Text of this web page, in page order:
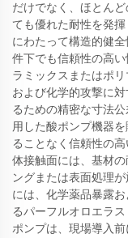
だけでなく、ほとん
ても優れた耐性を発
にわたって構造的健
件下でも信頼性の高
ラミックスまたはポ
および化学的攻撃に
るための精密な寸法
用した酸ポンプ機器
ることなく信頼性の
体接触面には、基材
ングまたは表面処理
には、化学薬品暴露
るパーフルオロエラ
ポンプは、現場導入